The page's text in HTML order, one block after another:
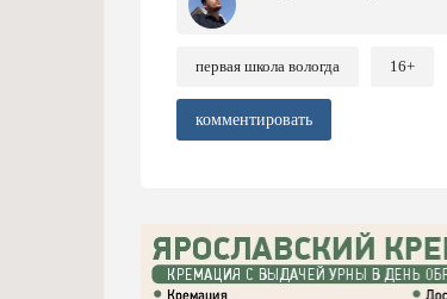
первая школа вологда 16+
комментировать